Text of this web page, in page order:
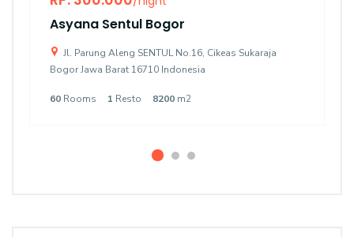
Asyana Sentul Bogor
Jl. Parung Aleng SENTUL No.16, Cikeas Sukaraja
Bogor Jawa Barat 16710 Indonesia
60 Rooms 1 Resto 8200 m2